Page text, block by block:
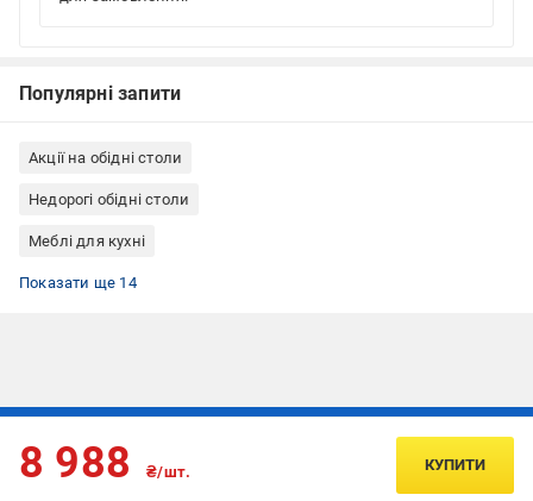
Популярні запити
Акції на обідні столи
Недорогі обідні столи
Меблі для кухні
Меблі для кафе, ресторану
Меблі для дому
Столи для кафе, ресторану
Кухні
Обідні столи стиль модерн
Обідні столи розкладні
Обідні столи колір каркаса чорний
Обідні столи для кухні розкладні
Обідні столи овальні
Обідні столи метал
Обідні столи для кафе
Обідні столи для дому
Столи розкладні обідні недорого
Стіл кухонний розкладний овальний
Показати ще 14
8 988 ₴/шт. КУПИТИ
Підписуйтесь, щоб дізнаватись першим про акції та пропозиції
ПІДПИСАТИСЯ